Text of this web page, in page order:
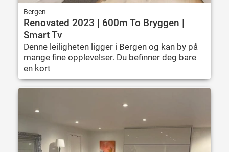
Bergen
Renovated 2023 | 600m To Bryggen |
Smart Tv
Denne leiligheten ligger i Bergen og kan by på
mange fine opplevelser. Du befinner deg bare
en kort